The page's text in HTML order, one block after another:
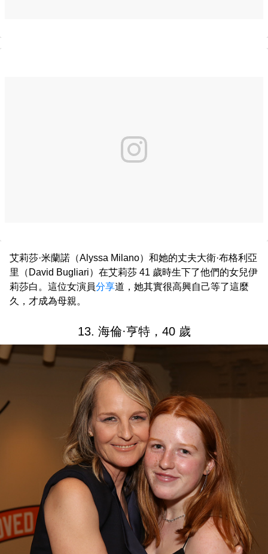
艾莉莎·米蘭諾（Alyssa Milano）和她的丈夫大衛·布格利亞
里（David Bugliari）在艾莉莎 41 歲時生下了他們的女兒伊
莉莎白。這位女演員分享道，她其實很高興自己等了這麼
久，才成為母親。
13. 海倫·亨特，40 歲